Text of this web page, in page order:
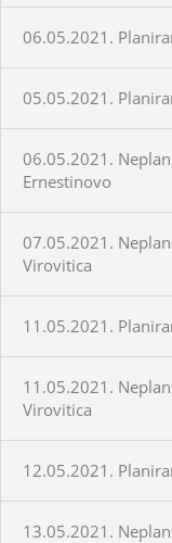
06.05.2021.
05.05.2021.
06.05.2021.
Ernestinovo
07.05.2021.
Virovitica
11.05.2021.
11.05.2021.
Virovitica
12.05.2021.
13.05.2021.